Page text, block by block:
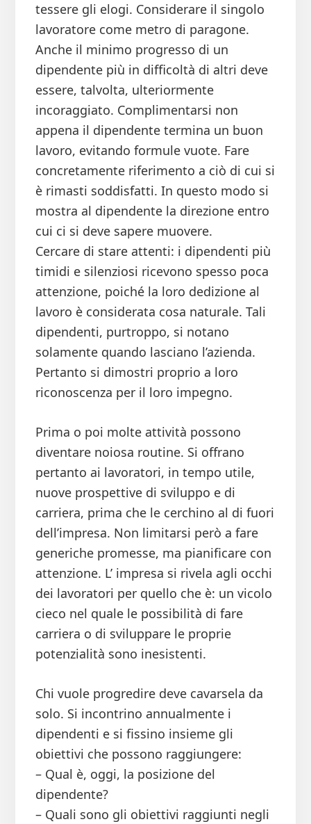
tessere gli elogi. Considerare il singolo
lavoratore come metro di paragone.
Anche il minimo progresso di un
dipendente più in difficoltà di altri deve
essere, talvolta, ulteriormente
incoraggiato. Complimentarsi non
appena il dipendente termina un buon
lavoro, evitando formule vuote. Fare
concretamente riferimento a ciò di cui si
è rimasti soddisfatti. In questo modo si
mostra al dipendente la direzione entro
cui ci si deve sapere muovere.
Cercare di stare attenti: i dipendenti più
timidi e silenziosi ricevono spesso poca
attenzione, poiché la loro dedizione al
lavoro è considerata cosa naturale. Tali
dipendenti, purtroppo, si notano
solamente quando lasciano l’azienda.
Pertanto si dimostri proprio a loro
riconoscenza per il loro impegno.
Prima o poi molte attività possono
diventare noiosa routine. Si offrano
pertanto ai lavoratori, in tempo utile,
nuove prospettive di sviluppo e di
carriera, prima che le cerchino al di fuori
dell’impresa. Non limitarsi però a fare
generiche promesse, ma pianificare con
attenzione. L’ impresa si rivela agli occhi
dei lavoratori per quello che è: un vicolo
cieco nel quale le possibilità di fare
carriera o di sviluppare le proprie
potenzialità sono inesistenti.
Chi vuole progredire deve cavarsela da
solo. Si incontrino annualmente i
dipendenti e si fissino insieme gli
obiettivi che possono raggiungere:
– Qual è, oggi, la posizione del
dipendente?
– Quali sono gli obiettivi raggiunti negli